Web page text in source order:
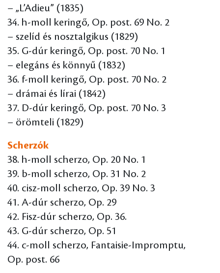
– „L’Adieu” (1835)
34. h-moll keringő, Op. post. 69 No. 2
– szelíd és nosztalgikus (1829)
35. G-dúr keringő, Op. post. 70 No. 1
– elegáns és könnyű (1832)
36. f-moll keringő, Op. post. 70 No. 2
– drámai és lírai (1842)
37. D-dúr keringő, Op. post. 70 No. 3
– örömteli (1829)
Scherzók
38. h-moll scherzo, Op. 20 No. 1
39. b-moll scherzo, Op. 31 No. 2
40. cisz-moll scherzo, Op. 39 No. 3
41. A-dúr scherzo, Op. 29
42. Fisz-dúr scherzo, Op. 36.
43. G-dúr scherzo, Op. 51
44. c-moll scherzo, Fantaisie-Impromptu,
Op. post. 66